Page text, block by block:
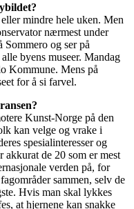
mindre hele uken. Men
nærmest under
Sommero og ser på
byens museer. Mandag
Kommune. Mens på
for å si farvel.
Kunst-Norge på den
kan velge og vrake i
spesialinteresser og
akkurat de 20 som er mest
verden på, for
sammen, selv de
Hvis man skal lykkes
at hjernene kan snakke